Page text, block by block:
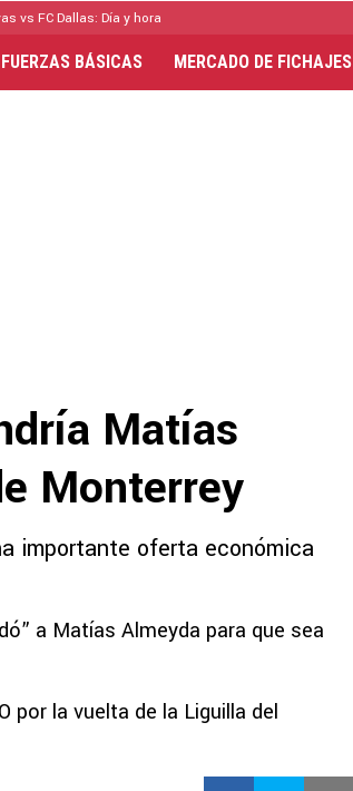
vs FC Dallas: Día y hora
FUERZAS BÁSICAS MERCADO DE FICHAJES
Matías
Monterrey
importante oferta económica
a Matías Almeyda para que sea
por la vuelta de la Liguilla del